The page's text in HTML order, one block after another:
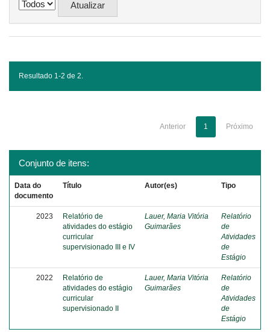
Resultado 1-2 de 2.
Anterior 1 Próximo
Conjunto de itens:
Data do
documento
Título Autor(es) Tipo
2023
Relatório de
atividades do estágio
curricular
supervisionado III e IV
Lauer, Maria Vitória
Guimarães
Relatório
de
Atividades
de
Estágio
2022
Relatório de
atividades do estágio
curricular
supervisionado II
Lauer, Maria Vitória
Guimarães
Relatório
de
Atividades
de
Estágio